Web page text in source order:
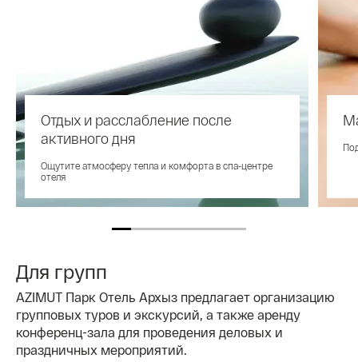
Отдых и расслабление после
активного дня
Ощутите атмосферу тепла и комфорта в спа-центре
отеля
Для групп
AZIMUT Парк Отель Архыз предлагает организацию
групповых туров и экскурсий, а также аренду
конференц-зала для проведения деловых и
праздничных мероприятий.